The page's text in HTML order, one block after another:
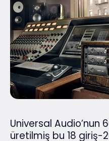
Universal Audio’nun
üretilmiş bu 18 giriş-